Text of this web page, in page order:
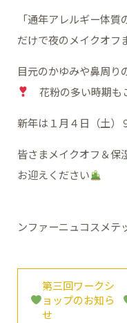
「通年アレルギー体
だけで夜のメイクオフ
目元のかゆみや鼻周り
花粉の多い時期も
新年は１月４日（土）
皆さまメイクオフ＆保
お迎えください
ンファーニュコスメ
第三回ワークシ
ョップのお知ら
せ